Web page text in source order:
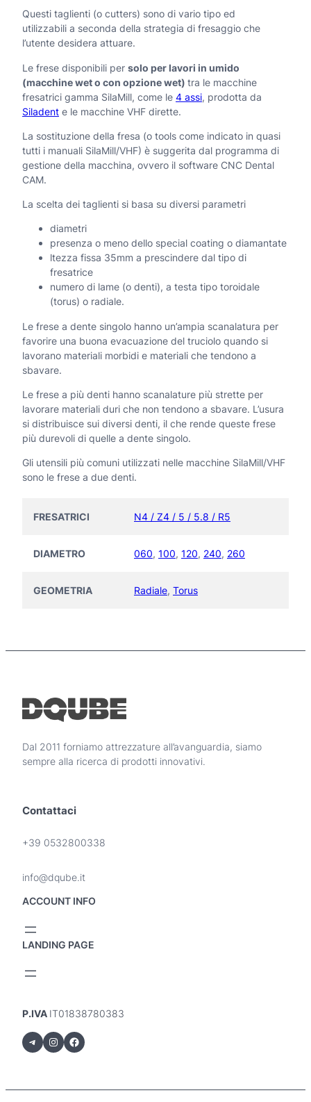
t
r
o
c
e
r
m
i
a
n
t
i
à
Questi taglienti (o cutters) sono di vario tipo ed
utilizzabili a seconda della strategia di fresaggio che
l’utente desidera attuare.
Le frese disponibili per solo per lavori in umido
(macchine wet o con opzione wet) tra le macchine
fresatrici gamma SilaMill, come le 4 assi, prodotta da
Siladent e le macchine VHF dirette.
La sostituzione della fresa (o tools come indicato in quasi
tutti i manuali SilaMill/VHF) è suggerita dal programma di
gestione della macchina, ovvero il software CNC Dental
CAM.
La scelta dei taglienti si basa su diversi parametri
diametri
presenza o meno dello special coating o diamantate
ltezza fissa 35mm a prescindere dal tipo di
fresatrice
numero di lame (o denti), a testa tipo toroidale
(torus) o radiale.
Le frese a dente singolo hanno un’ampia scanalatura per
favorire una buona evacuazione del truciolo quando si
lavorano materiali morbidi e materiali che tendono a
sbavare.
Le frese a più denti hanno scanalature più strette per
lavorare materiali duri che non tendono a sbavare. L’usura
si distribuisce sui diversi denti, il che rende queste frese
più durevoli di quelle a dente singolo.
Gli utensili più comuni utilizzati nelle macchine SilaMill/VHF
sono le frese a due denti.
FRESATRICI N4 / Z4 / 5 / 5.8 / R5
DIAMETRO 060, 100, 120, 240, 260
GEOMETRIA Radiale, Torus
Dal 2011 forniamo attrezzature all’avanguardia, siamo
sempre alla ricerca di prodotti innovativi.
Contattaci
+39 0532800338
info@dqube.it
ACCOUNT INFO
LANDING PAGE
P.IVA IT01838780383
Telegram Instagram Facebook